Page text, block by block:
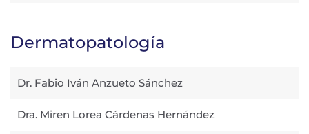
Dermatopatología
Dr. Fabio Iván Anzueto Sánchez
Dra. Miren Lorea Cárdenas Hernández